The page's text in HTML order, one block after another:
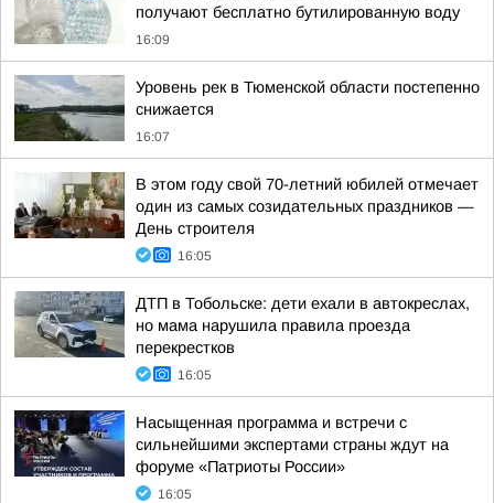
получают бесплатно бутилированную воду
16:09
Уровень рек в Тюменской области постепенно
снижается
16:07
В этом году свой 70-летний юбилей отмечает
один из самых созидательных праздников —
День строителя
16:05
ДТП в Тобольске: дети ехали в автокреслах,
но мама нарушила правила проезда
перекрестков
16:05
Насыщенная программа и встречи с
сильнейшими экспертами страны ждут на
форуме «Патриоты России»
16:05